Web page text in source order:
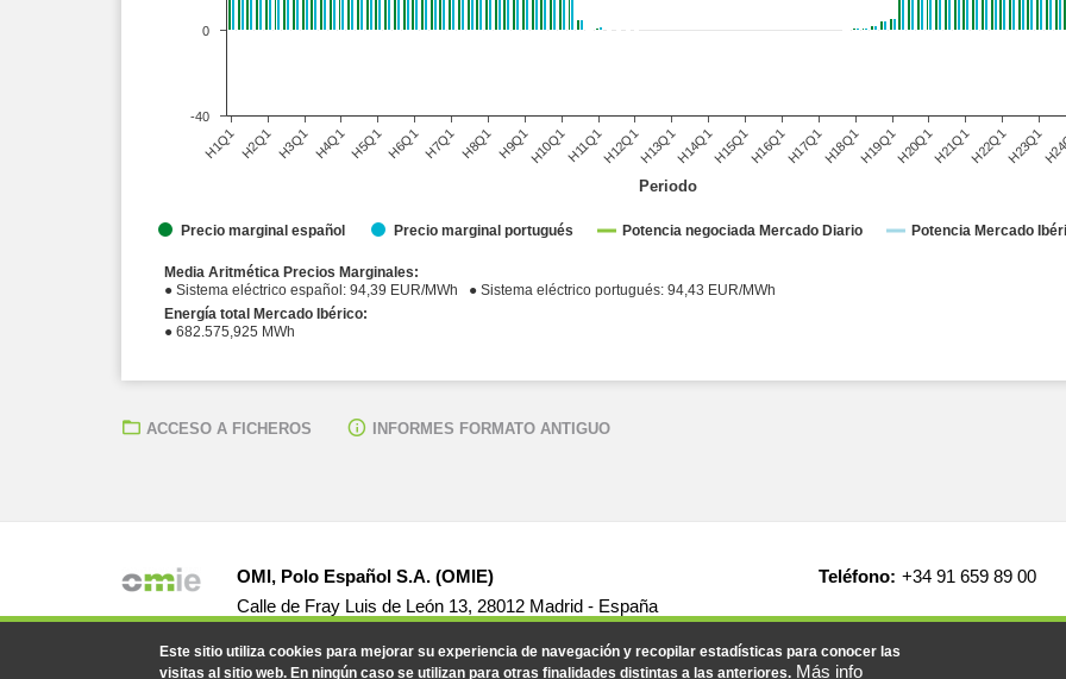
Periodo
Media Aritmética Precios Marginales:
● Sistema eléctrico español: 94,39 EUR/MWh ● Sistema eléctrico portugués: 94,43 EUR/MWh
Energía total Mercado Ibérico:
● 682.575,925 MWh
Precio marginal español Precio marginal portugués Potencia negociada Mercado Diario Potencia Mercado
H1Q1 H2Q1 H3Q1 H4Q1H5Q1H6Q1H7Q1 H8Q1 H9Q1H10Q1H11Q1H12Q1H13Q1H14Q1H15Q1H16Q1H17Q1H18Q1H19Q1H20Q1H21Q1H22Q1H23Q1
0
-40
ACCESO A FICHEROS INFORMES FORMATO ANTIGUO
OMI, Polo Español S.A. (OMIE)
Calle de Fray Luis de León 13, 28012 Madrid - España
Teléfono: +34 91 659 89 00
Este sitio utiliza cookies para mejorar su experiencia de navegación y recopilar estadísticas para conocer las
visitas al sitio web. En ningún caso se utilizan para otras finalidades distintas a las anteriores. Más info